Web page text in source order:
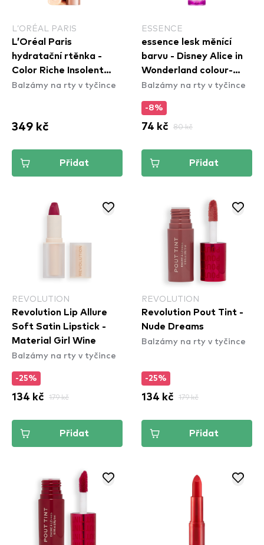
L’ORÉAL PARIS
L’Oréal Paris
hydratační rtěnka -
Color Riche Insolent
Lipstick - 181 Intense
Balzámy na rty v tyčince
349 kč
Přidat
ESSENCE
essence lesk měnící
barvu - Disney Alice in
Wonderland colour-
changing lip glow 01
Balzámy na rty v tyčince
-8%
74 kč 80 kč
Přidat
REVOLUTION
Revolution Lip Allure
Soft Satin Lipstick -
Material Girl Wine
Balzámy na rty v tyčince
-25%
134 kč 179 kč
Přidat
REVOLUTION
Revolution Pout Tint -
Nude Dreams
Balzámy na rty v tyčince
-25%
134 kč 179 kč
Přidat